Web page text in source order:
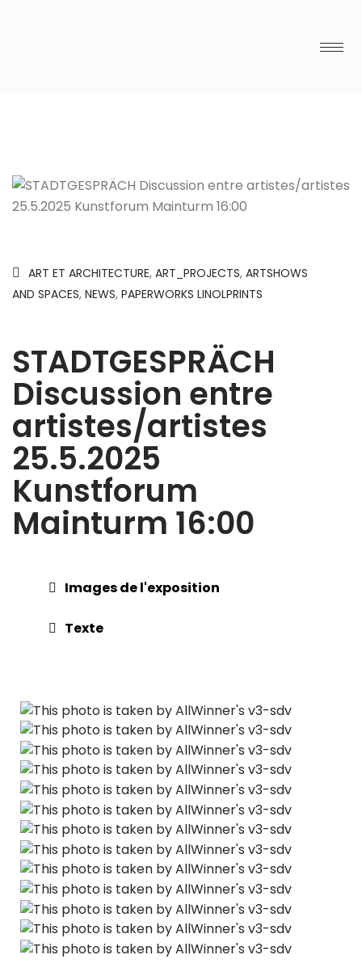
ART ET ARCHITECTURE, ART_PROJECTS, ARTSHOWS
AND SPACES, NEWS, PAPERWORKS LINOLPRINTS
STADTGESPRÄCH
Discussion entre
artistes/artistes
25.5.2025
Kunstforum
Mainturm 16:00
Images de l'exposition
Texte